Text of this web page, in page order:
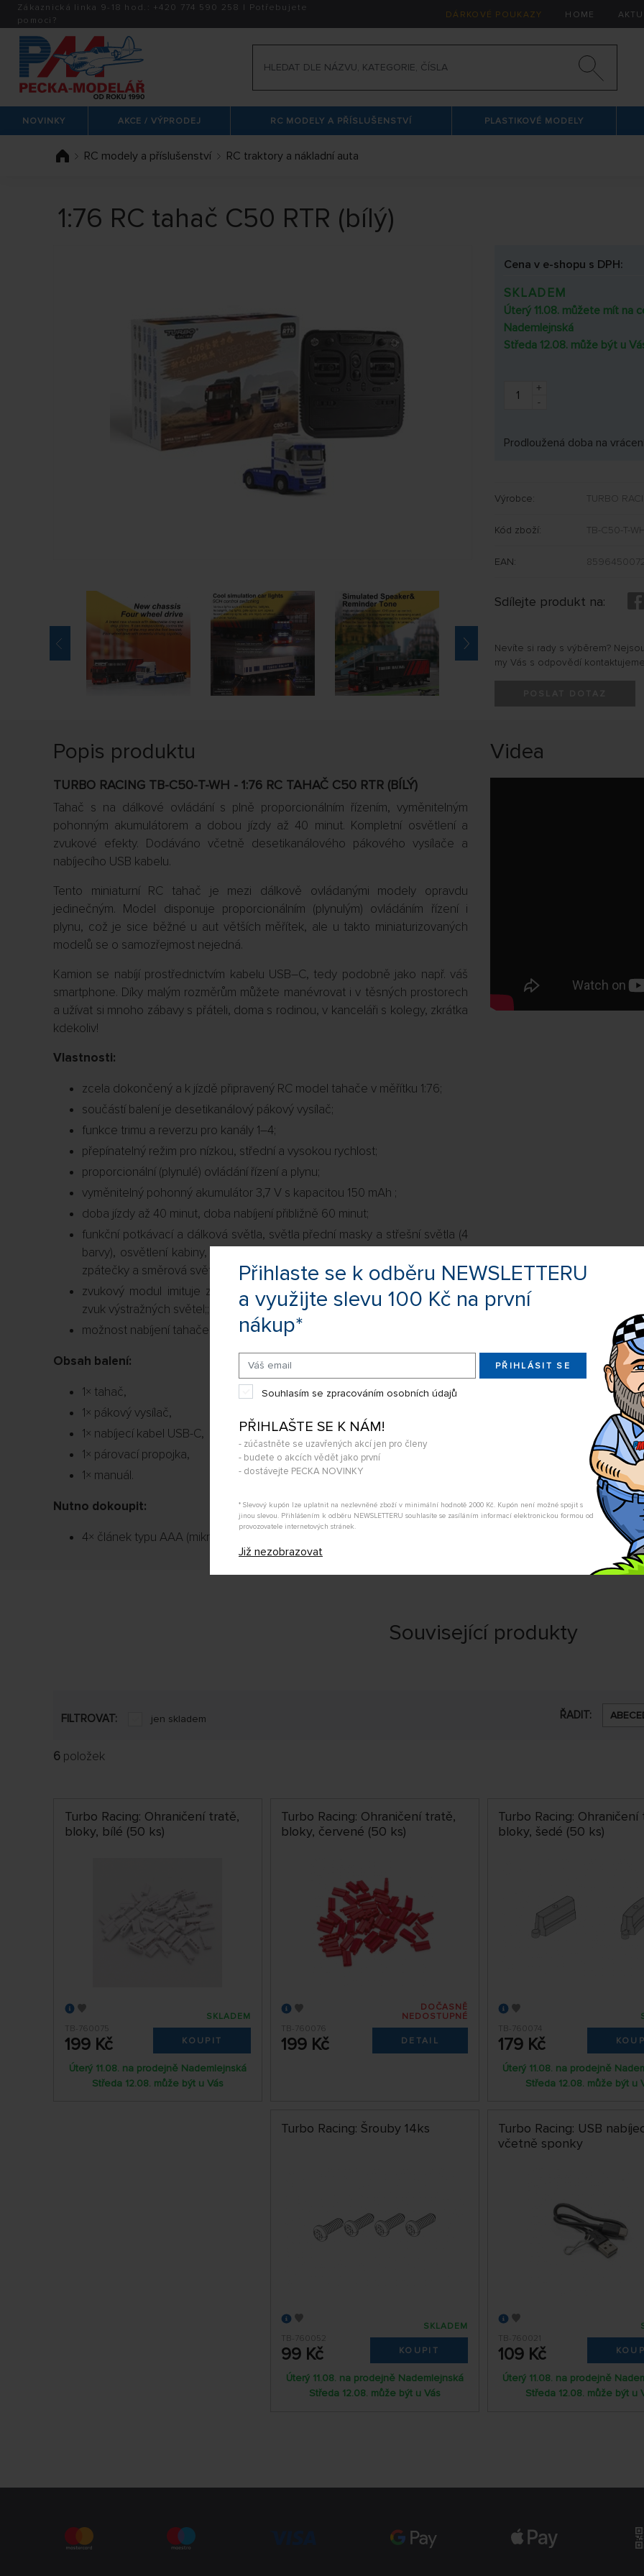
Přihlaste se k odběru NEWSLETTERU
a využijte slevu 100 Kč na první
nákup*
PŘIHLÁSIT SE
Souhlasím se zpracováním osobních údajů
PŘIHLAŠTE SE K NÁM!
- zúčastněte se uzavřených akcí jen pro členy
- budete o akcích vědět jako první
- dostávejte PECKA NOVINKY
* Slevový kupón lze uplatnit na nezlevněné zboží v minimální hodnotě 2000 Kč. Kupón není možné spojit s
jinou slevou. Přihlášením k odběru NEWSLETTERU souhlasíte se zasíláním informací elektronickou formou od
provozovatele internetových stránek.
Již nezobrazovat
Zákaznická linka 9-18 hod.: +420 774 590 258 | Potřebujete
pomoci?
DÁRKOVÉ POUKAZY HOME
NOVINKY AKCE / VÝPRODEJ RC MODELY A PŘÍSLUŠENSTVÍ PLASTIKOVÉ MODELY
RC modely a příslušenství RC traktory a nákladní auta
1:76 RC tahač C50 RTR (bílý)
Cena v e-shopu s DPH:
SKLADEM
Úterý 11.08. můžete mít na
Nademlejnská
Středa 12.08. může být u
+
-
Prodloužená doba na
Výrobce: TURBO
Kód zboží: TB-C50-T-
EAN:
Sdílejte produkt na:
Nevíte si rady s výběrem?
my Vás s odpovědí
Popis produktu
TURBO RACING TB-C50-T-WH - 1:76 RC TAHAČ C50 RTR (BÍLÝ)
Tahač s na dálkové ovládání s plně proporcionálním řízením, vyměnitelným
pohonným akumulátorem a dobou jízdy až 40 minut. Kompletní osvětlení a
zvukové efekty. Dodáváno včetně desetikanálového pákového vysílače a
nabíjecího USB kabelu.
Tento miniaturní RC tahač je mezi dálkově ovládanými modely opravdu
jedinečným. Model disponuje proporcionálním (plynulým) ovládáním řízení i
plynu, což je sice běžné u aut větších měřítek, ale u takto miniaturizovaných
modelů se o samozřejmost nejedná.
Kamion se nabíjí prostřednictvím kabelu USB–C, tedy podobně jako např. váš
smartphone. Díky malým rozměrům můžete manévrovat i v těsných prostorech
a užívat si mnoho zábavy s přáteli, doma s rodinou, v kanceláři s kolegy, zkrátka
kdekoliv!
Vlastnosti:
zcela dokončený a k jízdě připravený RC model tahače v měřítku 1:76;
součástí balení je desetikanálový pákový vysílač;
funkce trimu a reverzu pro kanály 1–4;
přepínatelný režim pro nízkou, střední a vysokou rychlost;
proporcionální (plynulé) ovládání řízení a plynu;
vyměnitelný pohonný akumulátor 3,7 V s kapacitou 150 mAh ;
doba jízdy až 40 minut, doba nabíjení přibližně 60 minut;
funkční potkávací a dálková světla, světla přední masky a střešní světla (4
barvy), osvětlení kabiny, mlhovky, výstražná světla, brzdová světla, světla
zpátečky a směrová světla;
zvukový modul imituje zařazení zpátečky, zvuky při zatáčení, klakson či
zvuk výstražných světel;;
možnost nabíjení tahače z vysílače.
Obsah balení:
1× tahač,
1× pákový vysílač,
1× nabíjecí kabel USB-C,
1× párovací propojka,
1× manuál.
Nutno dokoupit:
4× článek typu AAA (mikrotužková baterie) pro napájení vysílače.
Videa
Související produkty
FILTROVAT: jen skladem ŘADIT:
6 položek
Turbo Racing: Ohraničení tratě,
bloky, bílé (50 ks)
TB-760075
199 Kč
SKLADEM
KOUPIT
Úterý 11.08. na prodejně Nademlejnská
Středa 12.08. může být u Vás
Turbo Racing: Ohraničení tratě,
bloky, červené (50 ks)
TB-760076
199 Kč
DOČASNĚ
NEDOSTUPNÉ
DETAIL
Turbo Racing:
bloky, šedé (50 ks)
TB-760074
179 Kč
Úterý 11.08. na prodejně
Středa 12.08. může být u
Turbo Racing: Šrouby 14ks
TB-760052
99 Kč
SKLADEM
KOUPIT
Úterý 11.08. na prodejně Nademlejnská
Středa 12.08. může být u Vás
Turbo Racing: USB
včetně sponky
TB-760021
109 Kč
Úterý 11.08. na prodejně
Středa 12.08. může být u